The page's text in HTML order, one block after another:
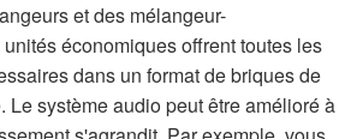
et des mélangeur-
économiques offrent toutes les
dans un format de briques de
Le système audio peut être amélioré à